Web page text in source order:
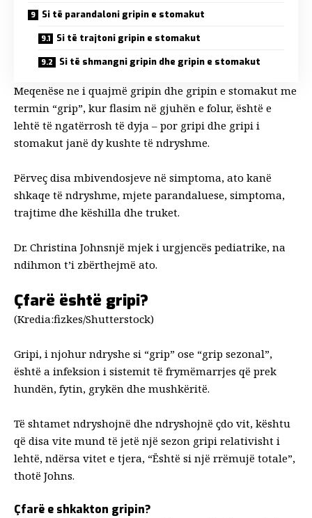
Si të parandaloni gripin e stomakut
Si të trajtoni gripin e stomakut
Si të shmangni gripin dhe gripin e stomakut
Meqenëse ne i quajmë gripin dhe gripin e stomakut me
termin “grip”, kur flasim në gjuhën e folur, është e
lehtë të ngatërrosh të dyja – por gripi dhe gripi i
stomakut janë dy kushte të ndryshme.
Përveç disa mbivendosjeve në simptoma, ato kanë
shkaqe të ndryshme, mjete parandaluese, simptoma,
trajtime dhe këshilla dhe truket.
Dr. Christina Johnsnjë mjek i urgjencës pediatrike, na
ndihmon t’i zbërthejmë ato.
Çfarë është gripi?
(Kredia:fizkes/Shutterstock)
Gripi, i njohur ndryshe si “grip” ose “grip sezonal”,
është a infeksion i sistemit të frymëmarrjes që prek
hundën, fytin, grykën dhe mushkëritë.
Të shtamet ndryshojnë dhe ndryshojnë çdo vit, kështu
që disa vite mund të jetë një sezon gripi relativisht i
lehtë, ndërsa vitet e tjera, “Është si një rrëmujë totale”,
thotë Johns.
Çfarë e shkakton gripin?